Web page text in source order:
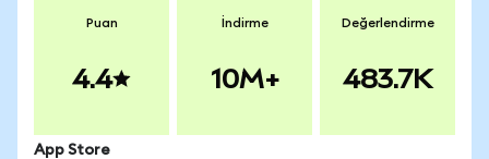
Puan
4.4
İndirme
10M+
Değerlendirme
483.7K
App Store